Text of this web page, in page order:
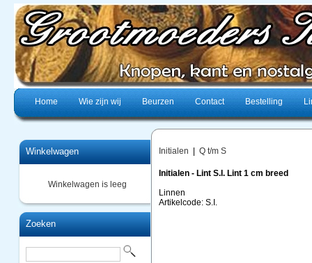
Home Wie zijn wij Beurzen Contact Bestelling
Winkelwagen
Winkelwagen is leeg
Zoeken
Initialen Q t/m S
Initialen - Lint S.I. Lint 1 cm breed
Linnen
Artikelcode: S.I.